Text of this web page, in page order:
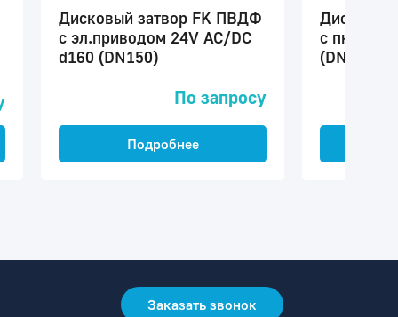
Дисковый затвор FK ПВДФ
с эл.приводом 24V AC/DC
d160 (DN150)
По запросу
Подробнее
с
(DN150)
Заказать звонок